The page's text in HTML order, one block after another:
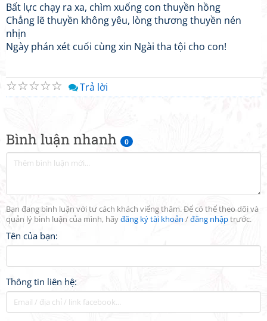
Bình luận nhanh 0
Bạn đang bình luận với tư cách khách viếng thăm. Để có thể theo dõi và
quản lý bình luận của mình, hãyđăng ký tài khoản /đăng nhậptrước.
Tên của bạn:
Thông tin liên hệ:
Bất lực chạy ra xa, chìm xuống con thuyền hồng
Chẳng lẽ thuyền không yêu, lòng thương thuyền nén
nhịn
Ngày phán xét cuối cùng xin Ngài tha tội cho con!
☆
☆
☆
☆
☆ Trả lời